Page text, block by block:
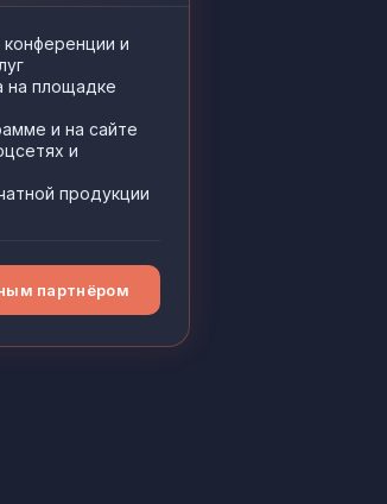
и
на площадке
и на сайте
и
продукции
партнёром